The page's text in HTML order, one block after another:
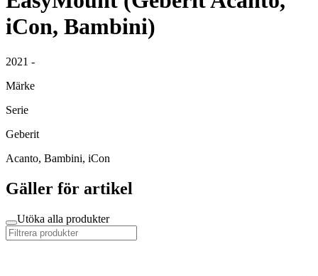
iCon, Bambini)
2021 -
Märke
Serie
Geberit
Acanto, Bambini, iCon
Gäller för artikel
Utöka alla produkter